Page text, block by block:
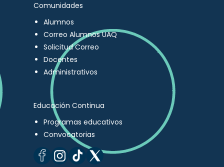
Comunidades
Alumnos
Correo Alumnos UAQ
Solicitud Correo
Docentes
Administrativos
Educación Continua
Programas educativos
Convocatorias